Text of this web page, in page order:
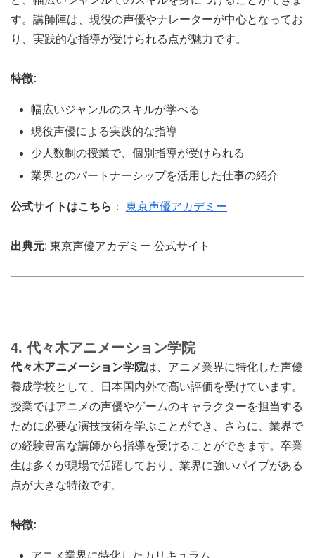
す。講師陣は、現役の声優やナレーターが中心となってお
り、実践的な指導が受けられる点が魅力です。
特徴:
幅広いジャンルのスキルが学べる
現役声優による実践的な指導
少人数制の授業で、個別指導が受けられる
業界とのパートナーシップを活用した仕事の紹介
公式サイトはこちら ： 東京声優アカデミー
出典元: 東京声優アカデミー 公式サイト
4. 代々木アニメーション学院
代々木アニメーション学院は、アニメ業界に特化した声優
養成学校として、日本国内外で高い評価を受けています。
授業ではアニメの声優やゲームのキャラクターを担当する
ために必要な演技技術を学ぶことができ、さらに、業界で
の経験豊富な講師から指導を受けることができます。卒業
生は多くが現場で活躍しており、業界に強いパイプがある
点が大きな特徴です。
特徴:
アニメ業界に特化したカリキュラム